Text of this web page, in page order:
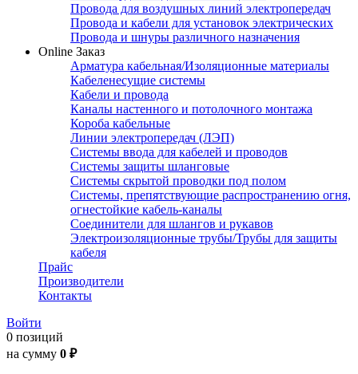
Провода для воздушных линий электропередач
Провода и кабели для установок электрических
Провода и шнуры различного назначения
Online Заказ
Арматура кабельная/Изоляционные материалы
Кабеленесущие системы
Кабели и провода
Каналы настенного и потолочного монтажа
Короба кабельные
Линии электропередач (ЛЭП)
Системы ввода для кабелей и проводов
Системы защиты шланговые
Системы скрытой проводки под полом
Системы, препятствующие распространению огня,
огнестойкие кабель-каналы
Соединители для шлангов и рукавов
Электроизоляционные трубы/Трубы для защиты
кабеля
Прайс
Производители
Контакты
Войти
0 позиций
на сумму 0 ₽